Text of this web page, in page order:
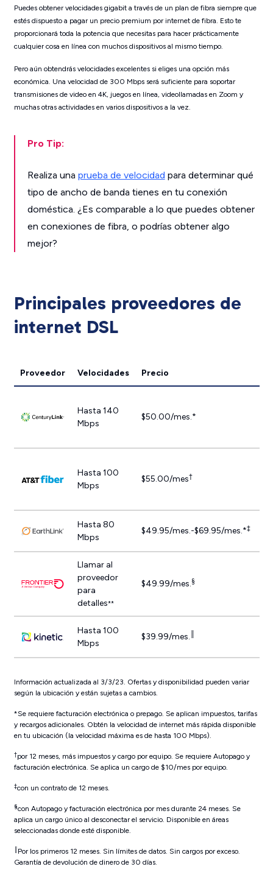
Puedes obtener velocidades gigabit a través de un plan de fibra siempre que
estés dispuesto a pagar un precio premium por internet de fibra. Esto te
proporcionará toda la potencia que necesitas para hacer prácticamente
cualquier cosa en línea con muchos dispositivos al mismo tiempo.
Pero aún obtendrás velocidades excelentes si eliges una opción más
económica. Una velocidad de 300 Mbps será suficiente para soportar
transmisiones de video en 4K, juegos en línea, videollamadas en Zoom y
muchas otras actividades en varios dispositivos a la vez.
Pro Tip:
Realiza una prueba de velocidad para determinar qué
tipo de ancho de banda tienes en tu conexión
doméstica. ¿Es comparable a lo que puedes obtener
en conexiones de fibra, o podrías obtener algo
mejor?
Principales proveedores de
internet DSL
Proveedor Velocidades Precio
Hasta 140
Mbps
$50.00/mes.*
Hasta 100
Mbps
$55.00/mes†
Hasta 80
Mbps
$49.95/mes.-$69.95/mes.*‡
Llamar al
proveedor
para
detalles**
$49.99/mes.§
Hasta 100
Mbps
$39.99/mes.
Información actualizada al 3/3/23. Ofertas y disponibilidad pueden variar
según la ubicación y están sujetas a cambios.
*Se requiere facturación electrónica o prepago. Se aplican impuestos, tarifas
y recargos adicionales. Obtén la velocidad de internet más rápida disponible
en tu ubicación (la velocidad máxima es de hasta 100 Mbps).
†por 12 meses, más impuestos y cargo por equipo. Se requiere Autopago y
facturación electrónica. Se aplica un cargo de $10/mes por equipo.
‡con un contrato de 12 meses.
§con Autopago y facturación electrónica por mes durante 24 meses. Se
aplica un cargo único al desconectar el servicio. Disponible en áreas
seleccionadas donde esté disponible.
Por los primeros 12 meses. Sin límites de datos. Sin cargos por exceso.
Garantía de devolución de dinero de 30 días.